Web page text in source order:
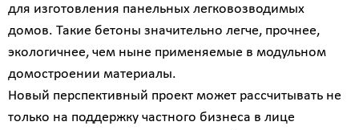
для изготовления панельных легковозводимых
домов. Такие бетоны значительно легче, прочнее,
экологичнее, чем ныне применяемые в модульном
домостроении материалы.
Новый перспективный проект может рассчитывать не
только на поддержку частного бизнеса в лице